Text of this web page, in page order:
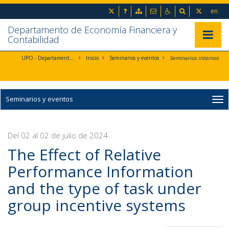
Ir al contenido principal de la página (alt + s)
Ir a la cabecera de la página (alt + c)
Ir al pie de la página (alt + p)
Ir al menú principal (alt + u)
en
inicio Preguntas frecuentes
Mapa webContactoAccesibilidad
Buscador
Departamento de Economía Financiera y
Contabilidad
UPO - Departamento de Economía Financiera y Contabilidad Inicio Seminarios y eventos Seminarios internos
Seminarios y eventos
Del 02 al 02 de julio de 2024
The Effect of Relative
Performance Information
and the type of task under
group incentive systems